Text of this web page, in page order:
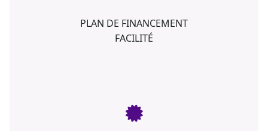
PLAN DE FINANCEMENT
FACILITÉ